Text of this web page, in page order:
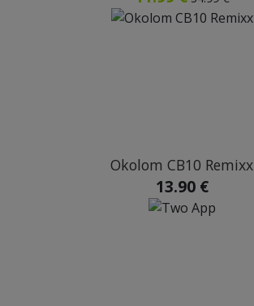
Okolom CB10 Remixx
13.90 €